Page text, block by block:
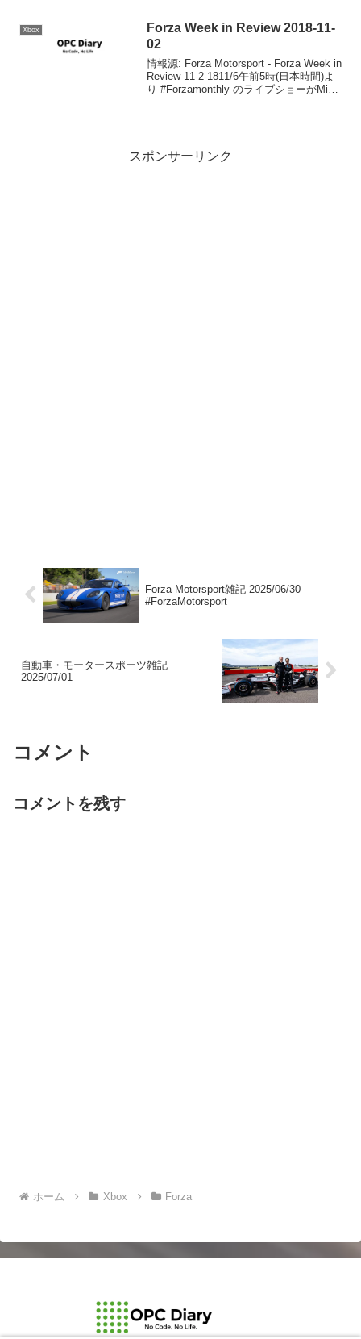
水曜日の...
Xbox
Forza Week in Review 2018-11-
02
情報源: Forza Motorsport - Forza Week in
Review 11-2-1811/6午前5時(日本時間)よ
り #Forzamonthly のライブショーがMixer
スポンサーリンク
Forza Motorsport雑記 2025/06/30
#ForzaMotorsport
自動車・モータースポーツ雑記
2025/07/01
コメント
コメントを残す
ホーム Xbox Forza